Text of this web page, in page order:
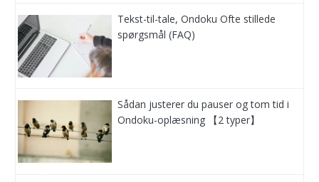
Tekst-til-tale, Ondoku Ofte stillede
spørgsmål (FAQ)
Sådan justerer du pauser og tom tid i
Ondoku-oplæsning 【2 typer】